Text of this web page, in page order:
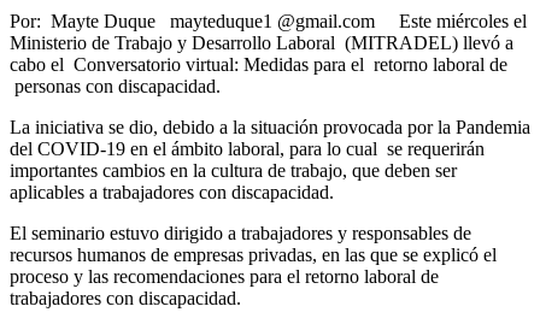
Por: Mayte Duque mayteduque1 @gmail.com Este miércoles el
Ministerio de Trabajo y Desarrollo Laboral (MITRADEL) llevó a
cabo el Conversatorio virtual: Medidas para el retorno laboral de
personas con discapacidad.
La iniciativa se dio, debido a la situación provocada por la Pandemia
del COVID-19 en el ámbito laboral, para lo cual se requerirán
importantes cambios en la cultura de trabajo, que deben ser
aplicables a trabajadores con discapacidad.
El seminario estuvo dirigido a trabajadores y responsables de
recursos humanos de empresas privadas, en las que se explicó el
proceso y las recomendaciones para el retorno laboral de
trabajadores con discapacidad.